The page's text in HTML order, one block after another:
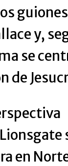
y,
se
de
en